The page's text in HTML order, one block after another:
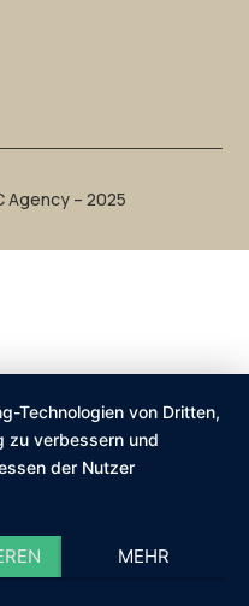
Agency – 2025
Technologien von Dritten,
zu verbessern und
der Nutzer
MEHR